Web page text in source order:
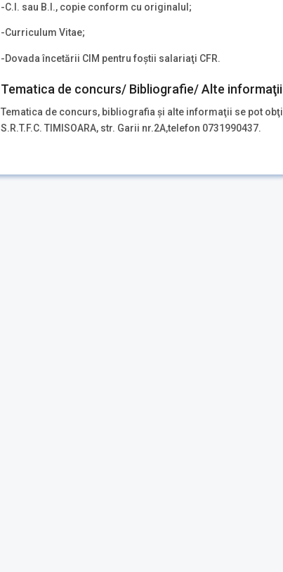
-C.I. sau B.I., copie conform cu originalul;
-Curriculum Vitae;
-Dovada încetării CIM pentru foştii salariaţi CFR.
Tematica de concurs/ Bibliografie/ Alte informaţii
Tematica de concurs, bibliografia şi alte informaţii se pot
S.R.T.F.C. TIMISOARA, str. Garii nr.2A,telefon 0731990437.